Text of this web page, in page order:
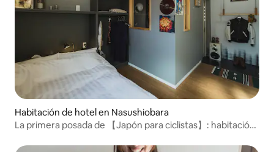
Habitación de hotel en Nasushiobara
La primera posada de 【Japón para ciclistas】: habitación